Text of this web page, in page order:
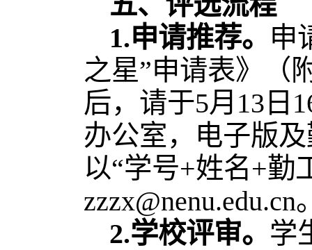
1.申请推荐。 申
之星”申请表》（
后，请于5月13日
办公室，电子版
以“学号+姓名+勤
zzzx@nenu.edu.cn
2.学校评审。 学